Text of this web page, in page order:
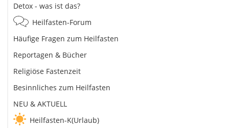
Detox - was ist das?
Heilfasten-Forum
Häufige Fragen zum Heilfasten
Reportagen & Bücher
Religiöse Fastenzeit
Besinnliches zum Heilfasten
NEU & AKTUELL
Heilfasten-K(Urlaub)